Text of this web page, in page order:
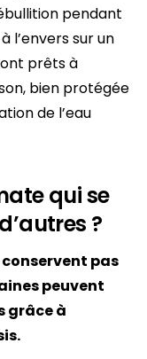
pendant
l’envers sur un
prêts à
bien protégée
de l’eau
qui se
?
pas
peuvent
grâce à